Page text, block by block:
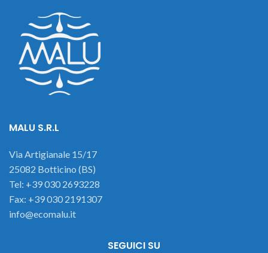
MALU S.R.L
Via Artigianale 15/17
25082 Botticino (BS)
Tel: +39 030 2693228
Fax: +39 030 2191307
info@ecomalu.it
SEGUICI SU